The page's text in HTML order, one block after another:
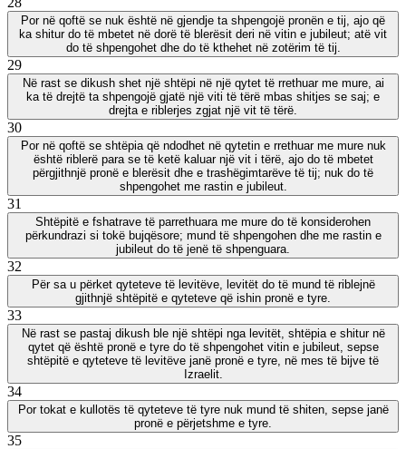
Por në qoftë se nuk është në gjendje ta shpengojë pronën e tij, ajo që
ka shitur do të mbetet në dorë të blerësit deri në vitin e jubileut; atë vit
do të shpengohet dhe do të kthehet në zotërim të tij.
29
Në rast se dikush shet një shtëpi në një qytet të rrethuar me mure, ai
ka të drejtë ta shpengojë gjatë një viti të tërë mbas shitjes se saj; e
drejta e riblerjes zgjat një vit të tërë.
30
Por në qoftë se shtëpia që ndodhet në qytetin e rrethuar me mure nuk
është riblerë para se të ketë kaluar një vit i tërë, ajo do të mbetet
përgjithnjë pronë e blerësit dhe e trashëgimtarëve të tij; nuk do të
shpengohet me rastin e jubileut.
31
Shtëpitë e fshatrave të parrethuara me mure do të konsiderohen
përkundrazi si tokë bujqësore; mund të shpengohen dhe me rastin e
jubileut do të jenë të shpenguara.
32
Për sa u përket qyteteve të levitëve, levitët do të mund të riblejnë
gjithnjë shtëpitë e qyteteve që ishin pronë e tyre.
33
Në rast se pastaj dikush ble një shtëpi nga levitët, shtëpia e shitur në
qytet që është pronë e tyre do të shpengohet vitin e jubileut, sepse
shtëpitë e qyteteve të levitëve janë pronë e tyre, në mes të bijve të
Izraelit.
34
Por tokat e kullotës të qyteteve të tyre nuk mund të shiten, sepse janë
pronë e përjetshme e tyre.
35